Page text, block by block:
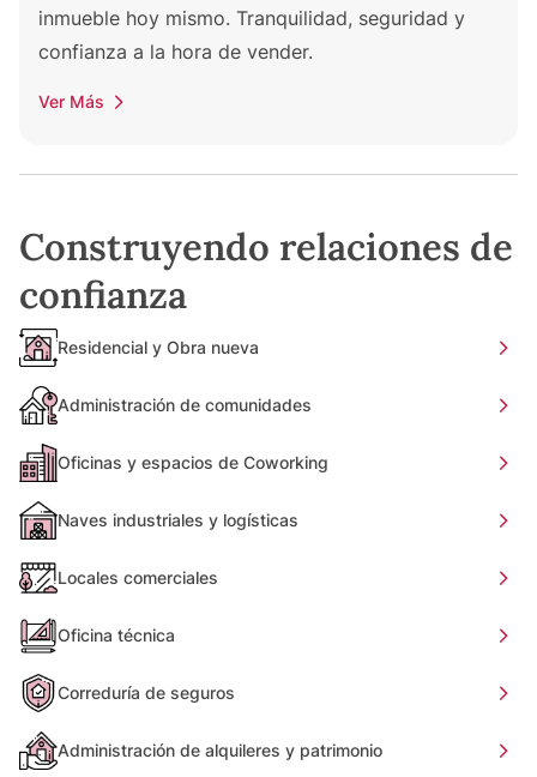
inmueble hoy mismo. Tranquilidad, seguridad y
confianza a la hora de vender.
Ver Más
Construyendo relaciones de
confianza
Residencial y Obra nueva
Administración de comunidades
Oficinas y espacios de Coworking
Naves industriales y logísticas
Locales comerciales
Oficina técnica
Correduría de seguros
Administración de alquileres y patrimonio